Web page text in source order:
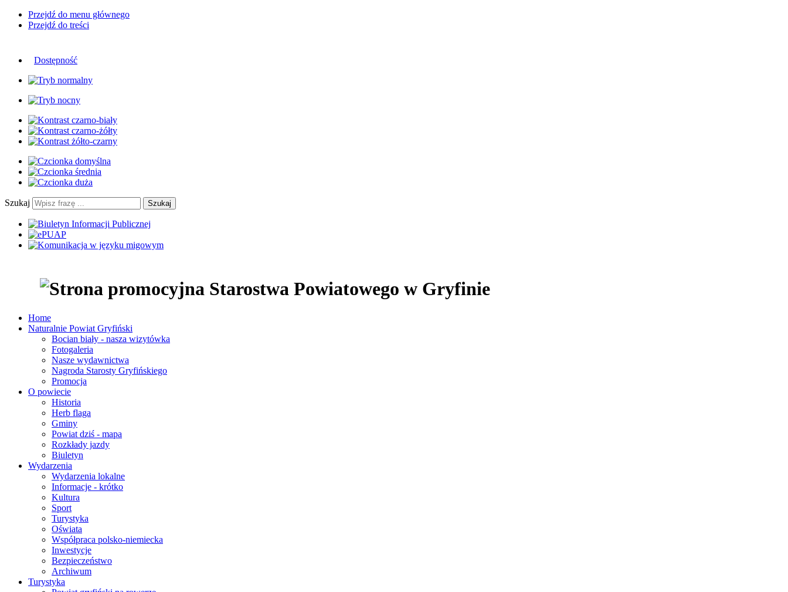
Przejdź do menu głównego
Przejdź do treści
Dostępność
Szukaj Szukaj
Home
Naturalnie Powiat Gryfiński
Bocian biały - nasza wizytówka
Fotogaleria
Nasze wydawnictwa
Nagroda Starosty Gryfińskiego
Promocja
O powiecie
Historia
Herb flaga
Gminy
Powiat dziś - mapa
Rozkłady jazdy
Biuletyn
Wydarzenia
Wydarzenia lokalne
Informacje - krótko
Kultura
Sport
Turystyka
Oświata
Współpraca polsko-niemiecka
Inwestycje
Bezpieczeństwo
Archiwum
Turystyka